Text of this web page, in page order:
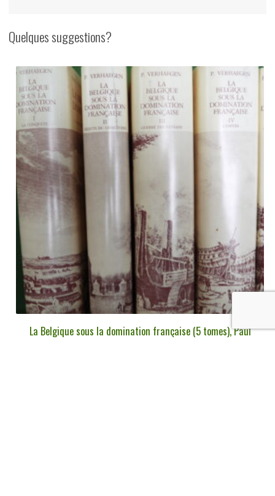
Quelques suggestions?
La Belgique sous la domination française (5 tomes), Paul